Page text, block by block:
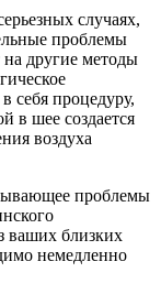
случаях,
проблемы
другие методы
себя процедуру,
в шее создается
воздуха
проблемы
ваших близких
немедленно